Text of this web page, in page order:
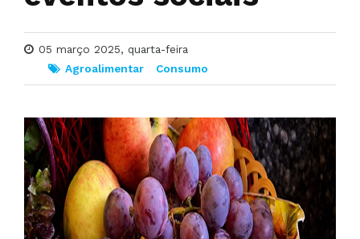
05 março 2025, quarta-feira
Agroalimentar
Consumo